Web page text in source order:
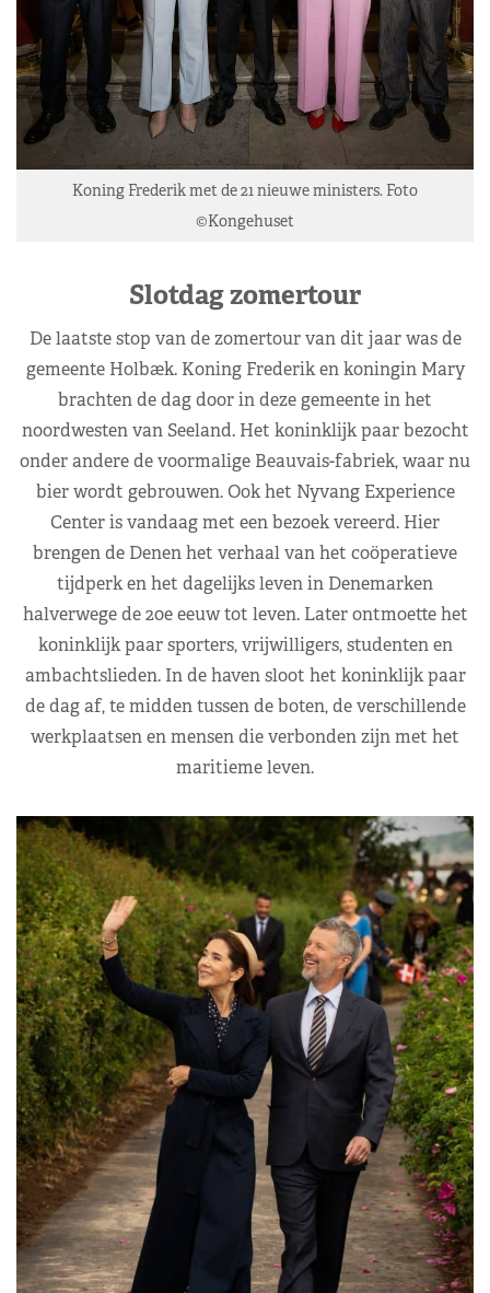
Koning Frederik met de 21 nieuwe ministers. Foto
©Kongehuset
Slotdag zomertour
De laatste stop van de zomertour van dit jaar was de
gemeente Holbæk. Koning Frederik en koningin Mary
brachten de dag door in deze gemeente in het
noordwesten van Seeland. Het koninklijk paar bezocht
onder andere de voormalige Beauvais-fabriek, waar nu
bier wordt gebrouwen. Ook het Nyvang Experience
Center is vandaag met een bezoek vereerd. Hier
brengen de Denen het verhaal van het coöperatieve
tijdperk en het dagelijks leven in Denemarken
halverwege de 20e eeuw tot leven. Later ontmoette het
koninklijk paar sporters, vrijwilligers, studenten en
ambachtslieden. In de haven sloot het koninklijk paar
de dag af, te midden tussen de boten, de verschillende
werkplaatsen en mensen die verbonden zijn met het
maritieme leven.